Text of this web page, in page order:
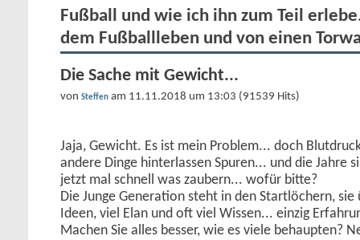
Fußball und wie ich ihn zum Teil
dem Fußballleben und von einen
Die Sache mit Gewicht...
von Steffen am 11.11.2018 um 13:03 (91539 Hits)
Jaja, Gewicht. Es ist mein Problem... doch
andere Dinge hinterlassen Spuren... und die Jahre
jetzt mal schnell was zaubern... wofür bitte?
Die Junge Generation steht in den Startlöchern,
Ideen, viel Elan und oft viel Wissen... einzig
Machen Sie alles besser, wie es viele behaupten?